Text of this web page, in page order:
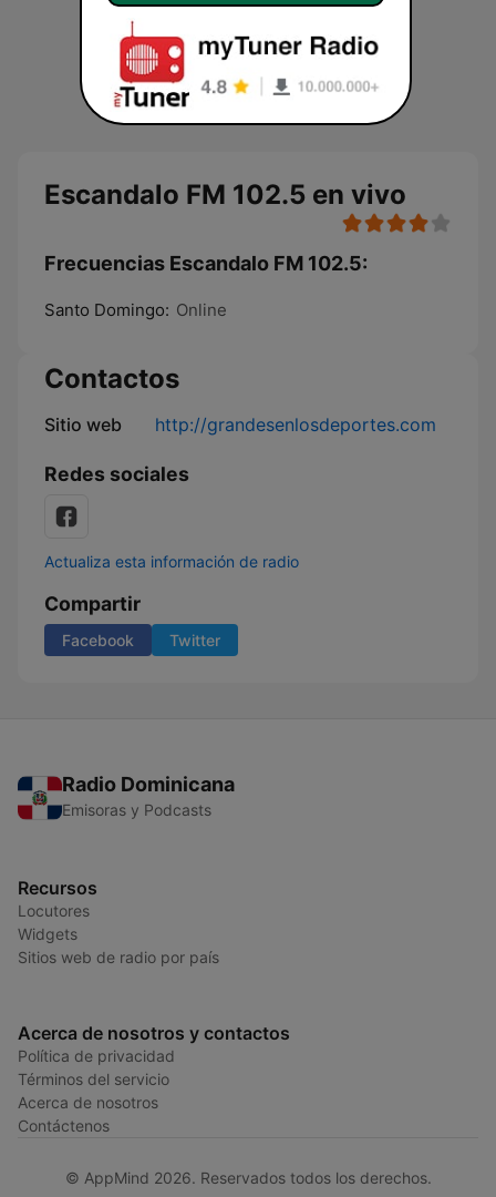
Escandalo FM 102.5 en vivo
Frecuencias Escandalo FM 102.5:
Santo Domingo: Online
Contactos
Sitio web http://grandesenlosdeportes.com
Redes sociales
Actualiza esta información de radio
Compartir
Facebook Twitter
Radio Dominicana
Emisoras y Podcasts
Recursos
Locutores
Widgets
Sitios web de radio por país
Acerca de nosotros y contactos
Política de privacidad
Términos del servicio
Acerca de nosotros
Contáctenos
© AppMind 2026. Reservados todos los derechos.